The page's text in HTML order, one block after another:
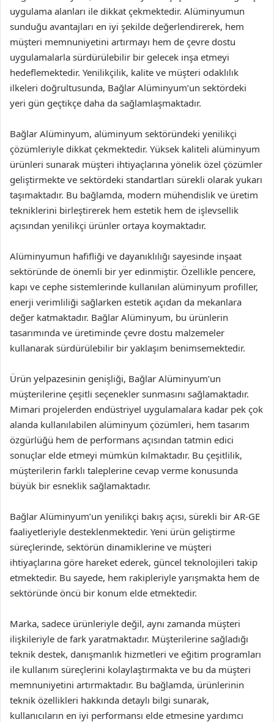
uygulama alanları ile dikkat çekmektedir. Alüminyumun
sunduğu avantajları en iyi şekilde değerlendirerek, hem
müşteri memnuniyetini artırmayı hem de çevre dostu
uygulamalarla sürdürülebilir bir gelecek inşa etmeyi
hedeflemektedir. Yenilikçilik, kalite ve müşteri odaklılık
ilkeleri doğrultusunda, Bağlar Alüminyum’un sektördeki
yeri gün geçtikçe daha da sağlamlaşmaktadır.
Bağlar Alüminyum, alüminyum sektöründeki yenilikçi
çözümleriyle dikkat çekmektedir. Yüksek kaliteli alüminyum
ürünleri sunarak müşteri ihtiyaçlarına yönelik özel çözümler
geliştirmekte ve sektördeki standartları sürekli olarak yukarı
taşımaktadır. Bu bağlamda, modern mühendislik ve üretim
tekniklerini birleştirerek hem estetik hem de işlevsellik
açısından yenilikçi ürünler ortaya koymaktadır.
Alüminyumun hafifliği ve dayanıklılığı sayesinde inşaat
sektöründe de önemli bir yer edinmiştir. Özellikle pencere,
kapı ve cephe sistemlerinde kullanılan alüminyum profiller,
enerji verimliliği sağlarken estetik açıdan da mekanlara
değer katmaktadır. Bağlar Alüminyum, bu ürünlerin
tasarımında ve üretiminde çevre dostu malzemeler
kullanarak sürdürülebilir bir yaklaşım benimsemektedir.
Ürün yelpazesinin genişliği, Bağlar Alüminyum’un
müşterilerine çeşitli seçenekler sunmasını sağlamaktadır.
Mimari projelerden endüstriyel uygulamalara kadar pek çok
alanda kullanılabilen alüminyum çözümleri, hem tasarım
özgürlüğü hem de performans açısından tatmin edici
sonuçlar elde etmeyi mümkün kılmaktadır. Bu çeşitlilik,
müşterilerin farklı taleplerine cevap verme konusunda
büyük bir esneklik sağlamaktadır.
Bağlar Alüminyum’un yenilikçi bakış açısı, sürekli bir AR-GE
faaliyetleriyle desteklenmektedir. Yeni ürün geliştirme
süreçlerinde, sektörün dinamiklerine ve müşteri
ihtiyaçlarına göre hareket ederek, güncel teknolojileri takip
etmektedir. Bu sayede, hem rakipleriyle yarışmakta hem de
sektöründe öncü bir konum elde etmektedir.
Marka, sadece ürünleriyle değil, aynı zamanda müşteri
ilişkileriyle de fark yaratmaktadır. Müşterilerine sağladığı
teknik destek, danışmanlık hizmetleri ve eğitim programları
ile kullanım süreçlerini kolaylaştırmakta ve bu da müşteri
memnuniyetini artırmaktadır. Bu bağlamda, ürünlerinin
teknik özellikleri hakkında detaylı bilgi sunarak,
kullanıcıların en iyi performansı elde etmesine yardımcı